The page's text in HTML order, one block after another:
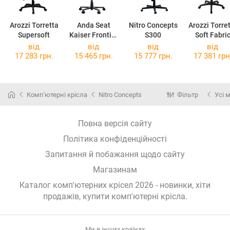
Arozzi Torretta
Supersoft
Anda Seat
Kaiser Frontier
XL Fabric
Nitro Concepts
S300
Arozzi
Soft Fabric
від
17 283 грн.
від
15 465 грн.
від
15 777 грн.
від
17 381
Комп'ютерні крісла Nitro Concepts Фільтр Усі
Повна версія сайту
Політика конфіденційності
Запитання й побажання щодо сайту
Магазинам
Каталог комп'ютерних крісел 2026 - новинки, хіти
продажів, купити комп'ютерні крісла.